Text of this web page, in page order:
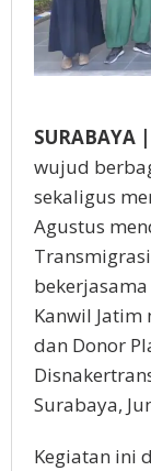
wujud
sekaligus
Agustus
bekerjasama
Kanwil Jatim
dan Donor
Surabaya,
Kegiatan ini